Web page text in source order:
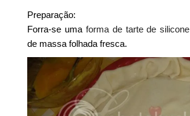
Preparação:
Forra-se umaforma de tarte de silicone
de massa folhada fresca.